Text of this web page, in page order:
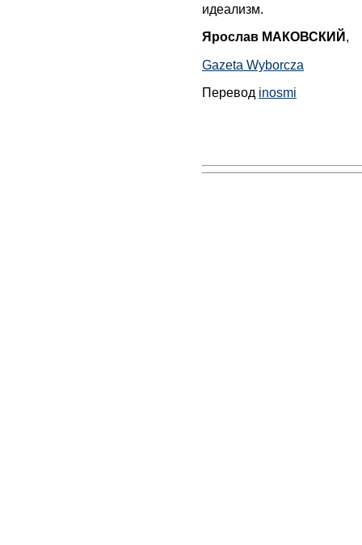
идеализм.
Ярослав МАКОВСКИЙ,
Gazeta Wyborcza
Перевод inosmi